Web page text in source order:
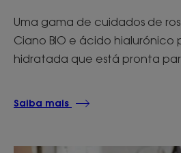
Uma gama de cuidados de
Ciano BIO e ácido hialurónico
hidratada que está pronta
Saiba mais